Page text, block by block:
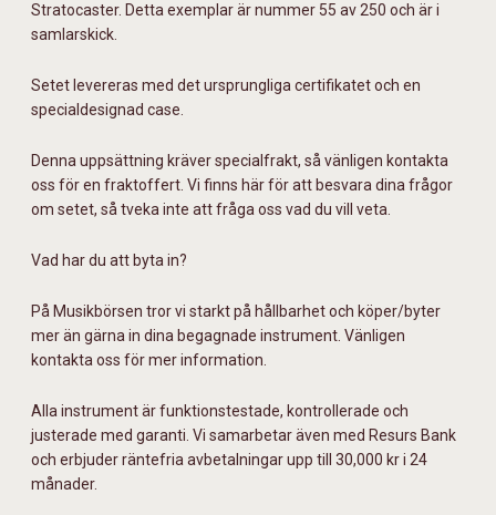
Stratocaster. Detta exemplar är nummer 55 av 250 och är i
samlarskick.
Setet levereras med det ursprungliga certifikatet och en
specialdesignad case.
Denna uppsättning kräver specialfrakt, så vänligen kontakta
oss för en fraktoffert. Vi finns här för att besvara dina frågor
om setet, så tveka inte att fråga oss vad du vill veta.
Vad har du att byta in?
På Musikbörsen tror vi starkt på hållbarhet och köper/byter
mer än gärna in dina begagnade instrument. Vänligen
kontakta oss för mer information.
Alla instrument är funktionstestade, kontrollerade och
justerade med garanti. Vi samarbetar även med Resurs Bank
och erbjuder räntefria avbetalningar upp till 30,000 kr i 24
månader.